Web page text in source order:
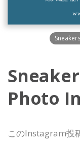
Photo
このInstagram投